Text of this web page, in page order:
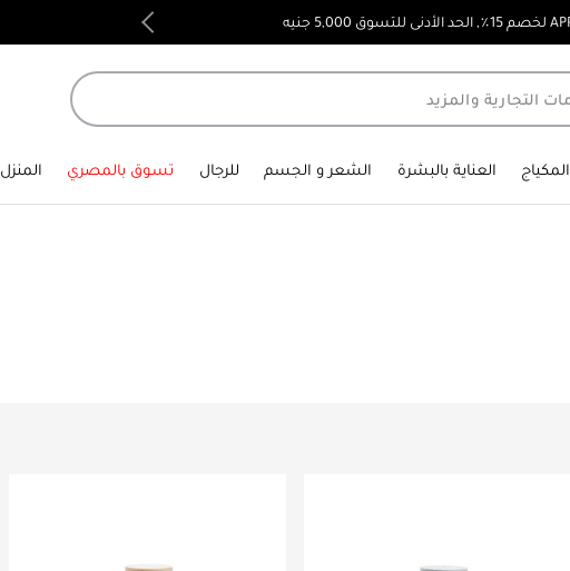
المكياج العناية بالبشرة الشعر و الجسم للرجال تسوق بالمصري المنزل